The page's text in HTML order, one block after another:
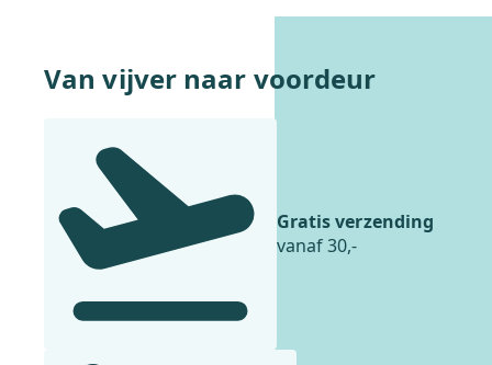
Van vijver naar voordeur
Gratis verzending
vanaf 30,-